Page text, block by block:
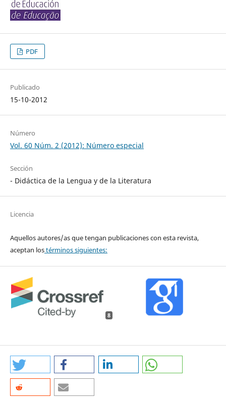
PDF
Publicado
15-10-2012
Número
Vol. 60 Núm. 2 (2012): Número especial
Sección
- Didáctica de la Lengua y de la Literatura
Licencia
Aquellos autores/as que tengan publicaciones con esta revista,
aceptan lostérminos siguientes:
8